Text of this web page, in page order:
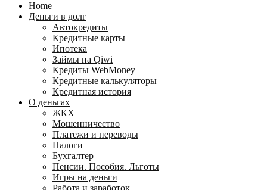
лиц
Home
Деньги в долг
Автокредиты
Кредитные карты
Ипотека
Займы на Qiwi
Кредиты WebMoney
Кредитные калькуляторы
Кредитная история
О деньгах
ЖКХ
Мошенничество
Платежи и переводы
Налоги
Бухгалтер
Пенсии. Пособия. Льготы
Игры на деньги
Работа и заработок